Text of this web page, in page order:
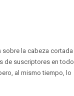
sobre la cabeza cortada
de suscriptores en todo
al mismo tiempo, lo